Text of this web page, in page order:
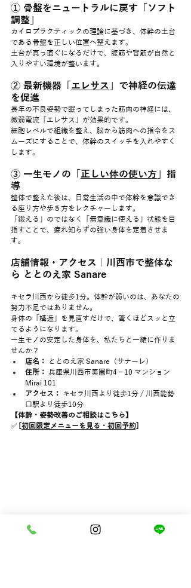
① 骨盤をニュートラルに戻す「ソフト
調整」
カイロプラクティックの理論に基づき、体幹の土台
である骨盤を正しい位置へ整えます。
土台が真っ直ぐになるだけで、腹筋や背筋が自然と
入りやすい環境が整います。
② 最新機器「 エレサス 」で神経の伝達
を促進
長年の不良姿勢で眠ってしまった筋肉の神経には、
微弱電流「エレサス」が効果的です。
細胞レベルで組織を整え、脳から筋肉への指令をス
ムーズにすることで、体幹のスイッチを入れやすく
します。
③ 一生モノの「 正しい体の使い方 」指
導
整体で整えた後は、日常生活の中で体幹を意識でき
る座り方や歩き方をレクチャーします。
「鍛える」のではなく「無意識に使える」状態を目
指すことで、疲れ知らずの強い身体を定着させま
す。
店舗情報・アクセス｜川西市で整体な
ら ととのえ家 Sanare
キセラ川西から徒歩1分。体幹が弱いのは、あなたの
努力不足ではありません。
身体の「構造」を見直すだけで、驚くほどスッと立
てるようになります。
一生モノの安定した身体を、私たちと一緒に作りま
せんか？
店名：
ととのえ家 Sanare（サナーレ）
住所： 兵庫県川西市美園町4－10 マンション
Mirai 101
アクセス： キセラ川西より徒歩1分 / 川西能勢
口駅より徒歩10分
【体幹・姿勢改善のご相談はこちら】
✅ [初回限定メニューを見る・初回予約]